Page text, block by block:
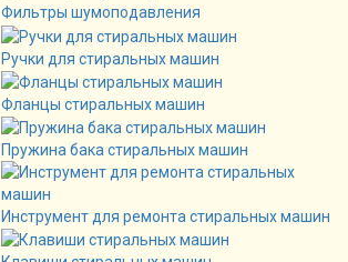
Фильтры шумоподавления
Ручки для стиральных машин
Фланцы стиральных машин
Пружина бака стиральных машин
Инструмент для ремонта стиральных машин